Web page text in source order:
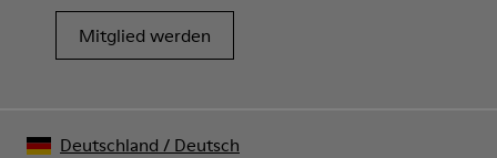
Mitglied werden
Deutschland / Deutsch